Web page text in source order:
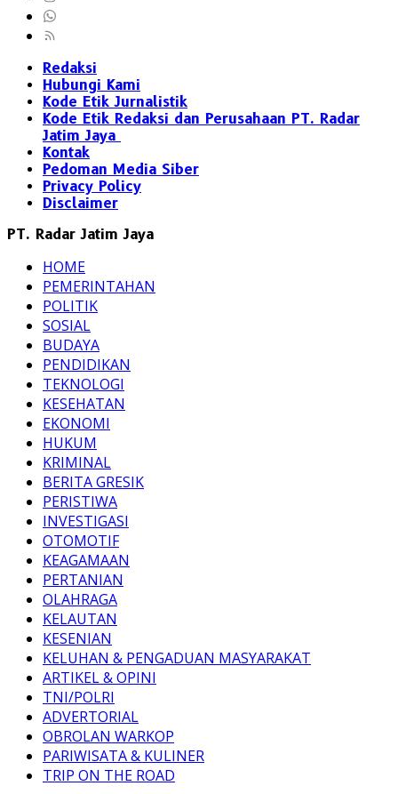
Redaksi
Hubungi Kami
Kode Etik Jurnalistik
Kode Etik Redaksi dan Perusahaan PT. Radar
Jatim Jaya
Kontak
Pedoman Media Siber
Privacy Policy
Disclaimer
PT. Radar Jatim Jaya
HOME
PEMERINTAHAN
POLITIK
SOSIAL
BUDAYA
PENDIDIKAN
TEKNOLOGI
KESEHATAN
EKONOMI
HUKUM
KRIMINAL
BERITA GRESIK
PERISTIWA
INVESTIGASI
OTOMOTIF
KEAGAMAAN
PERTANIAN
OLAHRAGA
KELAUTAN
KESENIAN
KELUHAN & PENGADUAN MASYARAKAT
ARTIKEL & OPINI
TNI/POLRI
ADVERTORIAL
OBROLAN WARKOP
PARIWISATA & KULINER
TRIP ON THE ROAD